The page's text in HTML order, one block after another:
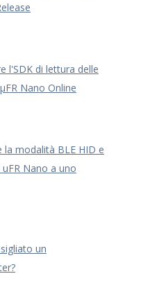
l'SDK di lettura delle
Nano Online
la modalità BLE HID e
Nano a uno
un